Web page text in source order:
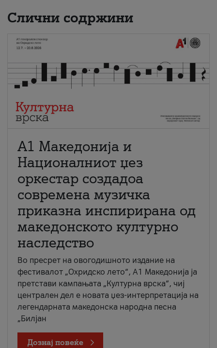
Слични содржини
А1 Македонија и
Националниот џез
оркестар создадоа
современа музичка
приказна инспирирана од
македонското културно
наследство
Во пресрет на овогодишното издание на
фестивалот „Охридско лето“, А1 Македонија ја
претстави кампањата „Културна врска“, чиј
централен дел е новата џез-интерпретација на
легендарната македонска народна песна
„Билјан
Дознај повеќе